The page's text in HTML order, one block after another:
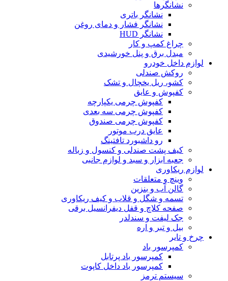
نشانگرها
نشانگر باتری
نشانگر فشار و دمای روغن
نشانگر HUD
چراغ کمپ و کار
مبدل برق و پنل خورشیدی
لوازم داخل خودرو
روکش صندلی
کشو، ریل یخچال و تشک
کفپوش و عایق
کفپوش چرمی یکپارچه
کفپوش چرمی سه بعدی
کفپوش چرمی صندوق
عایق درب موتور
رو داشبورد تافتینگ
کیف پشت صندلی و کنسول و زباله
جعبه ابزار و سبد و لوازم جانبی
لوازم ریکاوری
وینچ و متعلقات
گالن آب و بنزین
تسمه و شگل و قلاب و کیف ریکاوری
صفحه کلاچ و قفل دیفرانسیل برقی
جک لیفت و سندلدر
بیل و تبر و اره
چرخ و تایر
کمپرسور باد
کمپرسور باد پرتابل
کمپرسور باد داخل کاپوت
سیستم ترمز